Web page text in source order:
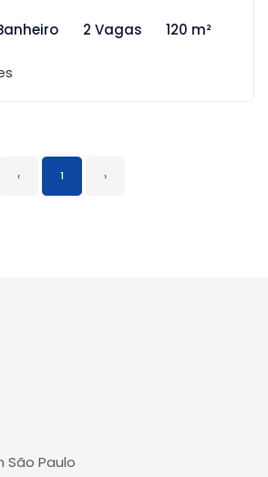
2 Vagas 120 m²
‹ 1 ›
São Paulo